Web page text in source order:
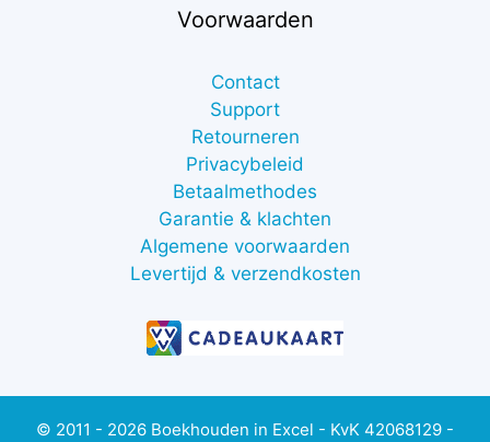
Voorwaarden
Contact
Support
Retourneren
Privacybeleid
Betaalmethodes
Garantie & klachten
Algemene voorwaarden
Levertijd & verzendkosten
© 2011 - 2026 Boekhouden in Excel - KvK 42068129 -